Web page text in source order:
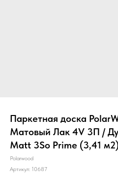
Паркетная доска
Матовый Лак 4V 3П /
Matt 3So Prime (3,41
Polarwood
Артикул: 10687